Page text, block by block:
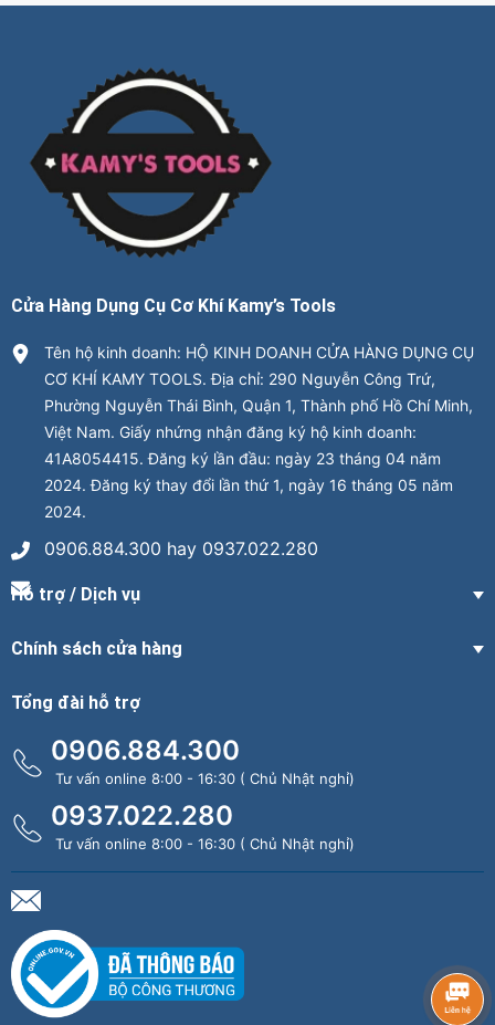
Cửa Hàng Dụng Cụ Cơ Khí Kamy’s Tools
Tên hộ kinh doanh: HỘ KINH DOANH CỬA HÀNG DỤNG CỤ
CƠ KHÍ KAMY TOOLS. Địa chỉ: 290 Nguyễn Công Trứ,
Phường Nguyễn Thái Bình, Quận 1, Thành phố Hồ Chí Minh,
Việt Nam. Giấy nhứng nhận đăng ký hộ kinh doanh:
41A8054415. Đăng ký lần đầu: ngày 23 tháng 04 năm
2024. Đăng ký thay đổi lần thứ 1, ngày 16 tháng 05 năm
2024.
0906.884.300 hay 0937.022.280
Hỗ trợ / Dịch vụ
Chính sách cửa hàng
Tổng đài hỗ trợ
0906.884.300
Tư vấn online 8:00 - 16:30 ( Chủ Nhật nghỉ)
0937.022.280
Tư vấn online 8:00 - 16:30 ( Chủ Nhật nghỉ)